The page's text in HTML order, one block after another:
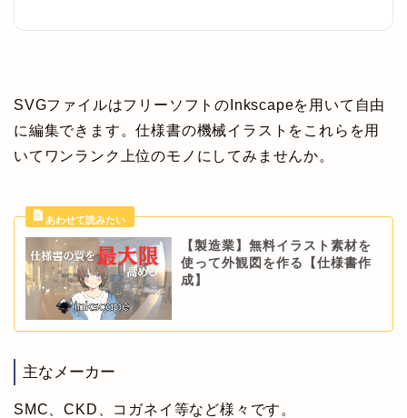
SVGファイルはフリーソフトのInkscapeを用いて自由
に編集できます。仕様書の機械イラストをこれらを用
いてワンランク上位のモノにしてみませんか。
【製造業】無料イラスト素材を
使って外観図を作る【仕様書作
成】
主なメーカー
SMC、CKD、コガネイ等など様々です。